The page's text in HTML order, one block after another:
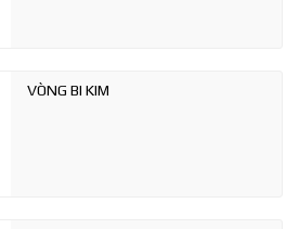
VÒNG BI KIM